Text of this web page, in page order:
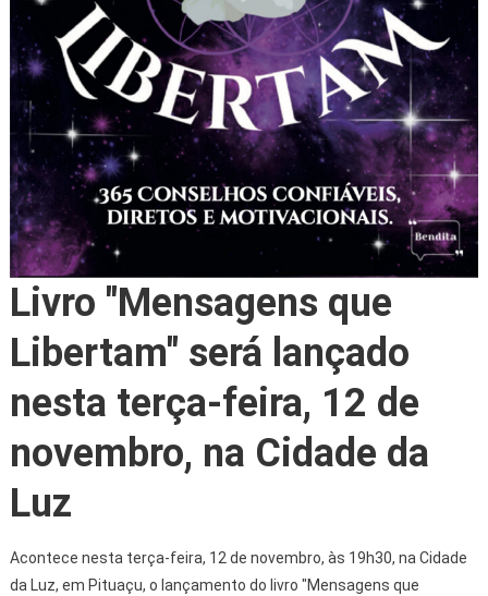
Livro "Mensagens que
Libertam" será lançado
nesta terça-feira, 12 de
novembro, na Cidade da
Luz
Acontece nesta terça-feira, 12 de novembro, às 19h30, na Cidade
da Luz, em Pituaçu, o lançamento do livro "Mensagens que